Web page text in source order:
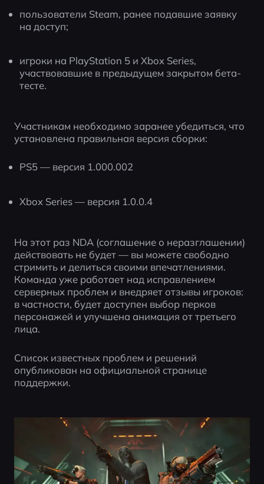
пользователи Steam, ранее подавшие заявку
на доступ;
игроки на PlayStation 5 и Xbox Series,
участвовавшие в предыдущем закрытом бета-
тесте.
Участникам необходимо заранее убедиться, что
установлена правильная версия сборки:
PS5 — версия 1.000.002
Xbox Series — версия 1.0.0.4
На этот раз NDA (соглашение о неразглашении)
действовать не будет — вы можете свободно
стримить и делиться своими впечатлениями.
Команда уже работает над исправлением
серверных проблем и внедряет отзывы игроков:
в частности, будет доступен выбор перков
персонажей и улучшена анимация от третьего
лица.
Список известных проблем и решений
опубликован на официальной странице
поддержки.